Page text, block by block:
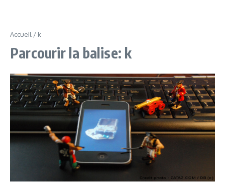
Accueil / k
Parcourir la balise: k